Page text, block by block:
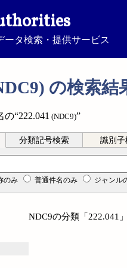
ータ検索・提供サービス
の検索結
“222.041 (NDC9)”
分類記号検索 識別子
のみ 普通件名のみ ジャンル
NDC9の分類「222.041